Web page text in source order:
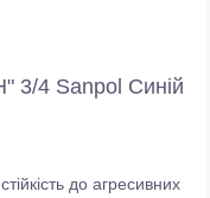
3/4 Sanpol Синій
до агресивних